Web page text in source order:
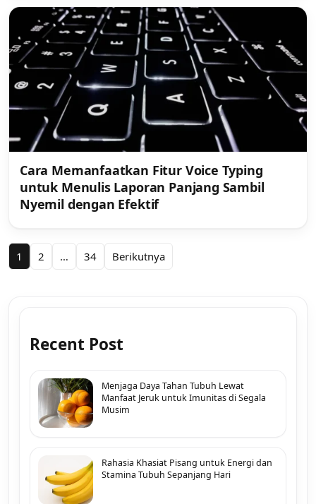
Cara Memanfaatkan Fitur Voice Typing
untuk Menulis Laporan Panjang Sambil
Nyemil dengan Efektif
Paginasi
1 2 … 34 Berikutnya
Recent Post
Menjaga Daya Tahan Tubuh Lewat
Manfaat Jeruk untuk Imunitas di Segala
Musim
Rahasia Khasiat Pisang untuk Energi dan
Stamina Tubuh Sepanjang Hari